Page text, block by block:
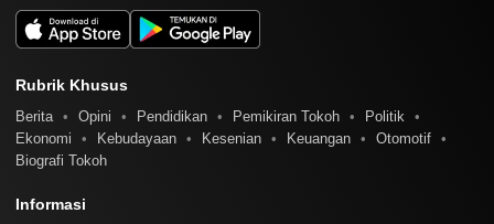
Rubrik Khusus
Berita Opini Pendidikan Pemikiran Tokoh
Politik
Ekonomi
Kebudayaan Kesenian Keuangan
Otomotif
Biografi Tokoh
Informasi